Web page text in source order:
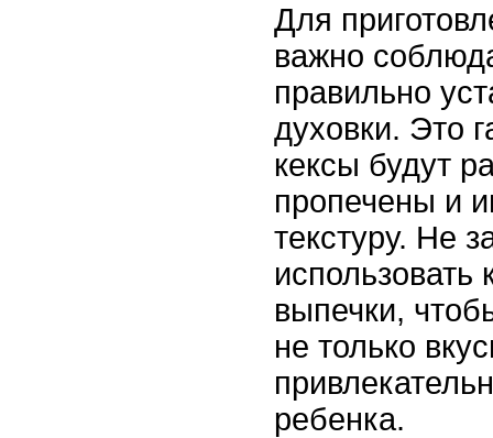
Для
важно
правильно
духовки. Это
кексы будут
пропечены и
текстуру. Не
выпечки,
не только
ребенка.